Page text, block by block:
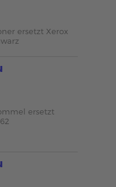
ersetzt Xerox
ersetzt